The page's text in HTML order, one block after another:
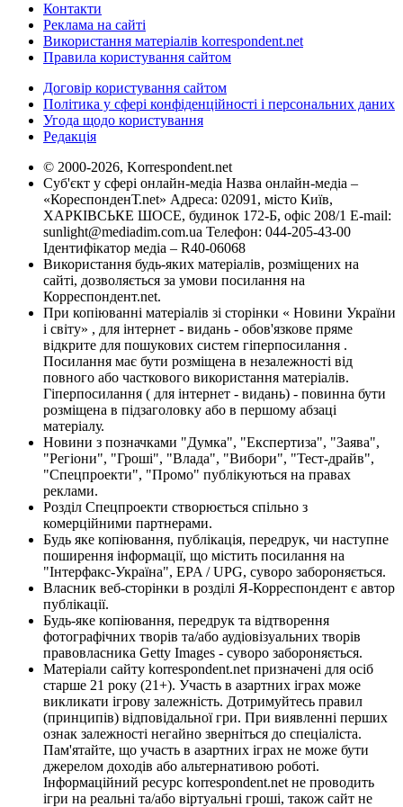
Контакти
Реклама на сайті
Використання матеріалів korrespondent.net
Правила користування сайтом
Договір користування сайтом
Політика у сфері конфіденційності і персональних даних
Угода щодо користування
Редакція
© 2000-2026, Korrespondent.net
Суб'єкт у сфері онлайн-медіа Назва онлайн-медіа –
«КореспонденТ.net» Адреса: 02091, місто Київ,
ХАРКІВСЬКЕ ШОСЕ, будинок 172-Б, офіс 208/1 E-mail:
sunlight@mediadim.com.ua Телефон: 044-205-43-00
Ідентифікатор медіа – R40-06068
Використання будь-яких матеріалів, розміщених на
сайті, дозволяється за умови посилання на
Корреспондент.net.
При копіюванні матеріалів зі сторінки « Новини України
і світу» , для інтернет - видань - обов'язкове пряме
відкрите для пошукових систем гіперпосилання .
Посилання має бути розміщена в незалежності від
повного або часткового використання матеріалів.
Гіперпосилання ( для інтернет - видань) - повинна бути
розміщена в підзаголовку або в першому абзаці
матеріалу.
Новини з позначками "Думка", "Експертиза", "Заява",
"Регіони", "Гроші", "Влада", "Вибори", "Тест-драйв",
"Спецпроекти", "Промо" публікуються на правах
реклами.
Розділ Спецпроекти створюється спільно з
комерційними партнерами.
Будь яке копіювання, публікація, передрук, чи наступне
поширення інформації, що містить посилання на
"Інтерфакс-Україна", EPA / UPG, суворо забороняється.
Власник веб-сторінки в розділі Я-Корреспондент є автор
публікації.
Будь-яке копіювання, передрук та відтворення
фотографічних творів та/або аудіовізуальних творів
правовласника Getty Images - суворо забороняється.
Матеріали сайту korrespondent.net призначені для осіб
старше 21 року (21+). Участь в азартних іграх може
викликати ігрову залежність. Дотримуйтесь правил
(принципів) відповідальної гри. При виявленні перших
ознак залежності негайно зверніться до спеціаліста.
Пам'ятайте, що участь в азартних іграх не може бути
джерелом доходів або альтернативою роботі.
Інформаційний ресурс korrespondent.net не проводить
ігри на реальні та/або віртуальні гроші, також сайт не